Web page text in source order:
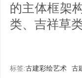
的主体框架
类、吉祥草
标签:古建彩绘艺术 古